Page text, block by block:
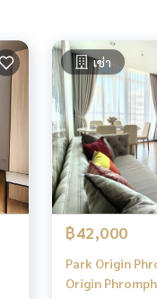
เช่า
฿42,000
Park Origin
Origin